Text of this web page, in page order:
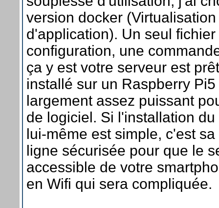
version docker (Virtualisation
d'application). Un seul fichier
configuration, une
ça y est votre serveur est
installé sur un Raspberry
largement assez puissant
de logiciel. Si l'installation
lui-même est simple, c'est
ligne sécurisée pour que le
accessible de votre
en Wifi qui sera compliquée.